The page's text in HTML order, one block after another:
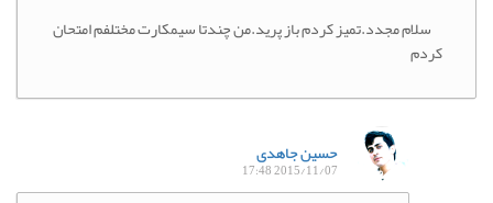
سلام مجدد.تمیز کردم باز پرید.من چندتا سیمکارت مختلفم امتحان
کردم
حسین جاهدی
2015/11/07 17:48